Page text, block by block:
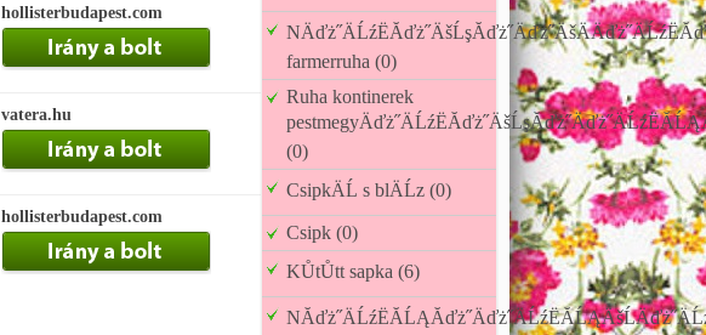
hollisterbudapest.com
vatera.hu
hollisterbudapest.com
farmerruha (0)
Ruha kontinerek
(0)
CsipkÄĹ s blÄĹz (0)
Csipk (0)
KŮtŮtt sapka (6)